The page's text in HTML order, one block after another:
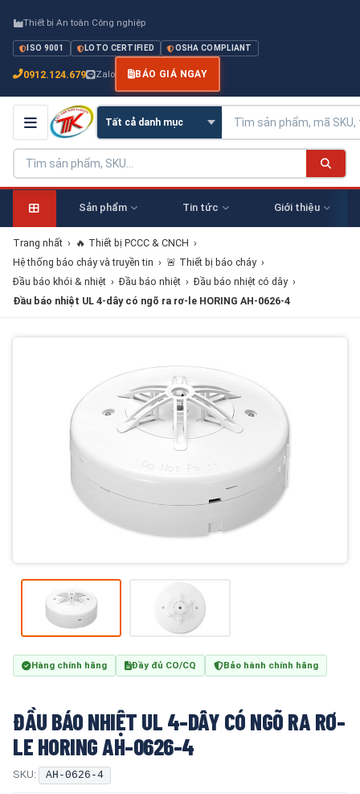
Thiết bị An toàn Công nghiệp
ISO 9001 LOTO CERTIFIED OSHA COMPLIANT
0912.124.679 Zalo BÁO GIÁ NGAY
Sản phẩm Tin tức Giới thiệu
Trang nhất › 🔥 Thiết bị PCCC & CNCH ›
Hệ thống báo cháy và truyền tin › 🚨 Thiết bị báo cháy ›
Đầu báo khói & nhiệt › Đầu báo nhiệt › Đầu báo nhiệt có dây ›
Đầu báo nhiệt UL 4-dây có ngõ ra rơ-le HORING AH-0626-4
Hàng chính hãng Đầy đủ CO/CQ Bảo hành chính hãng
ĐẦU BÁO NHIỆT UL 4-DÂY CÓ NGÕ RA RƠ-
LE HORING AH-0626-4
SKU: AH-0626-4